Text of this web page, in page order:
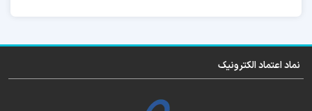
شد
ورژن سازگار فلشر برای تعویض هارد این مدل را
هم در اختیار شما قرار خواهیم داد.
نماد اعتماد الکترونیک